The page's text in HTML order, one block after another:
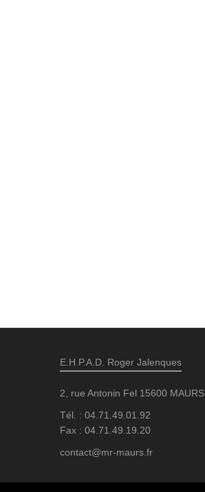
E.H.P.A.D. Roger Jalenques
2, rue Antonin Fel 15600 MAURS
Tél. : 04.71.49.01.92
Fax : 04.71.49.19.20
contact@mr-maurs.fr